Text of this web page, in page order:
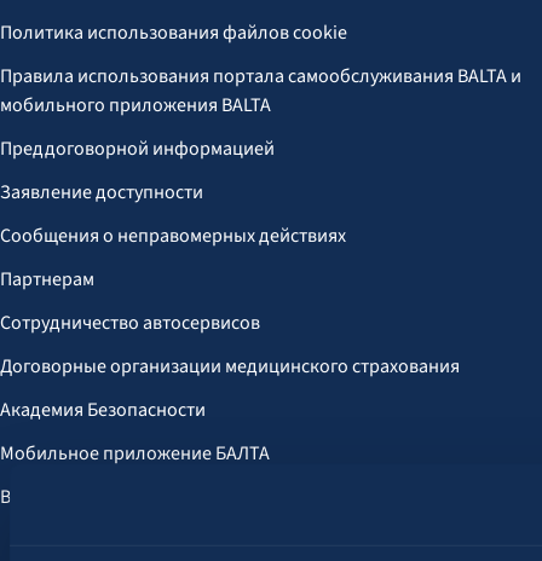
Политика использования файлов cookie
Правила использования портала самообслуживания BALTA и
мобильного приложения BALTA
Преддоговорной информацией
Заявление доступности
Сообщения о неправомерных действиях
Партнерам
Сотрудничество автосервисов
Договорные организации медицинского страхования
Академия Безопасности
Мобильное приложение БАЛТА
Выгоды для клиентов